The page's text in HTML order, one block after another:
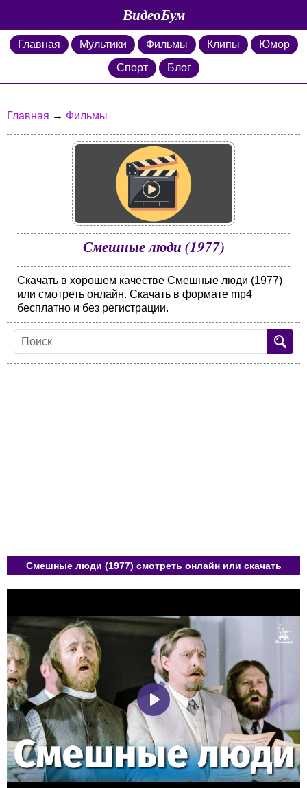
ВидеоБум
Главная Мультики Фильмы Клипы
Юмор
Спорт
Блог
Главная → Фильмы
Смешные люди (1977)
Скачать в хорошем качестве Смешные люди (1977)
или смотреть онлайн. Скачать в формате mp4
бесплатно и без регистрации.
Смешные люди (1977) смотреть онлайн или скачать
Play